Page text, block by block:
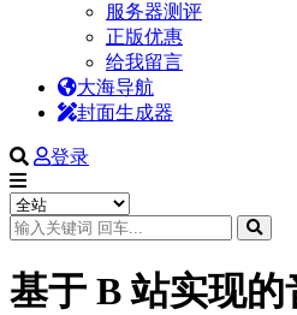
服务器测评
正版优惠
给我留言
大海导航
封面生成器
登录
基于 B 站实现